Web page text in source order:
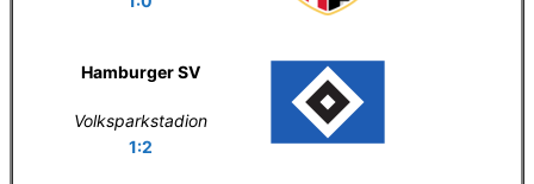
Hamburger SV
Volksparkstadion
1:2